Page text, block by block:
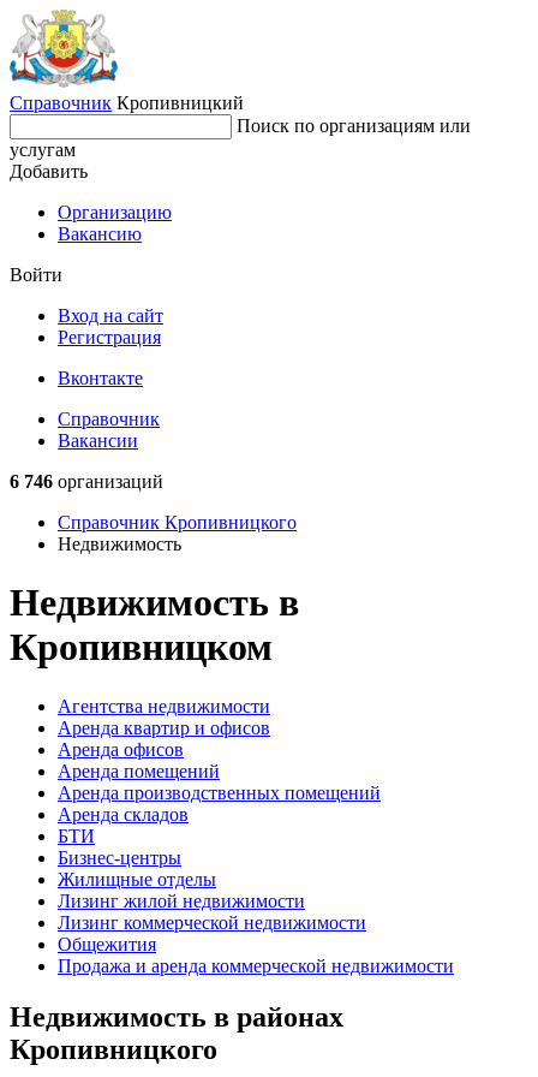
Справочник Кропивницкий
Поиск по организациям или
услугам
Добавить
Организацию
Вакансию
Войти
Вход на сайт
Регистрация
Вконтакте
Справочник
Вакансии
6 746 организаций
Справочник Кропивницкого
Недвижимость
Недвижимость в
Кропивницком
Агентства недвижимости
Аренда квартир и офисов
Аренда офисов
Аренда помещений
Аренда производственных помещений
Аренда складов
БТИ
Бизнес-центры
Жилищные отделы
Лизинг жилой недвижимости
Лизинг коммерческой недвижимости
Общежития
Продажа и аренда коммерческой недвижимости
Недвижимость в районах
Кропивницкого